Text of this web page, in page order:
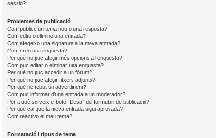
sessió?
Problemes de publicació
Com publico un tema nou o una resposta?
Com edito o elimino una entrada?
Com afegeixo una signatura a la meva entrada?
Com creo una enquesta?
Per què no puc afegir més opcions a l’enquesta?
Com puc editar o eliminar una enquesta?
Per què no puc accedir a un fòrum?
Per què no puc afegir fitxers adjunts?
Per què he rebut un advertiment?
Com puc informar d’una entrada a un moderador?
Per a què serveix el botó “Desa” del formulari de publicació?
Per què cal que la meva entrada sigui aprovada?
Com reactivo el meu tema?
Formatació i tipus de tema